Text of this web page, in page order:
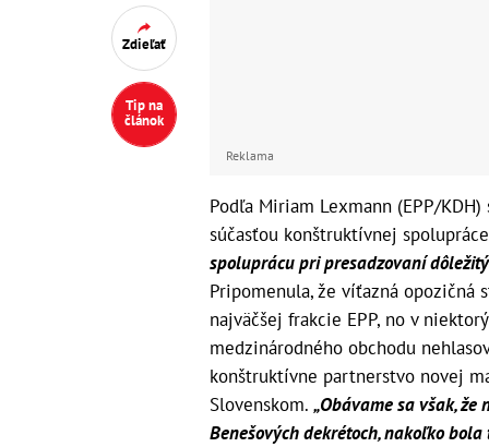
Zdieľať
Tip na
článok
Reklama
Podľa Miriam Lexmann (EPP/
súčasťou konštruktívnej
spoluprácu pri presadzovaní
Pripomenula, že víťazná opozičná
najväčšej frakcie EPP, no v
medzinárodného obchodu
konštruktívne partnerstvo novej
Slovenskom. „Obávame sa však,
Benešových dekrétoch, nakoľko